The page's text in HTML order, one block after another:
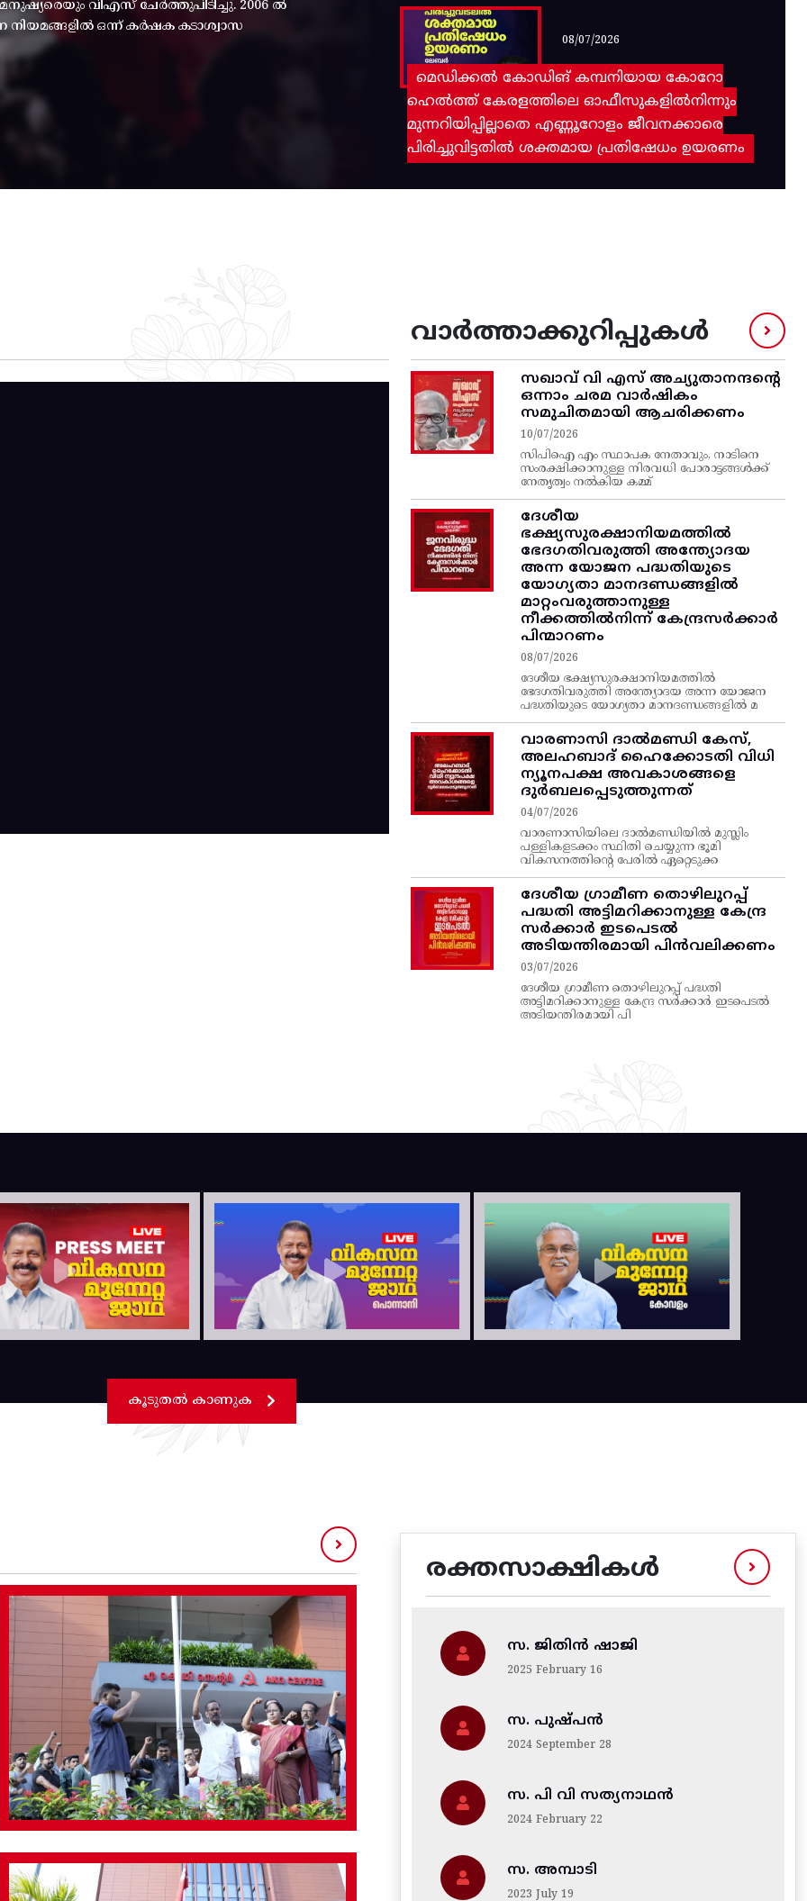
വിഎസ് ചേർത്തുപിടിച്ചു. 2006 ൽ
ഒന്ന് കർഷക കടാശ്വാസ
മെഡിക്കൽ കോഡിങ് കമ്പനിയായ കോറോ
ഹെൽത്ത് കേരളത്തിലെ ഓഫീസുകളിൽനിന്നും
മുന്നറിയിപ്പില്ലാതെ എണ്ണൂറോളം ജീവനക്കാരെ
പിരിച്ചുവിട്ടതിൽ‌ ശക്തമായ പ്രതിഷേധം ഉയരണം
08/07/2026
വാർത്താക്കുറിപ്പുകൾ
സഖാവ് വി എസ്‌ അച്യുതാനന്ദന്റെ
ഒന്നാം ചരമ വാര്‍ഷികം
സമുചിതമായി ആചരിക്കണം
10/07/2026
സിപിഐ എം സ്ഥാപക നേതാവും, നാടിനെ
സംരക്ഷിക്കാനുള്ള നിരവധി പോരാട്ടങ്ങള്‍ക്ക്‌
നേതൃത്വം നല്‍കിയ കമ്മ്
ദേശീയ
ഭക്ഷ്യസുരക്ഷാനിയമത്തിൽ
ഭേദഗതിവരുത്തി അന്ത്യോദയ
അന്ന യോജന പദ്ധതിയുടെ
യോഗ്യതാ മാനദണ്ഡങ്ങളിൽ
മാറ്റംവരുത്താനുള്ള
നീക്കത്തിൽനിന്ന്‌ കേന്ദ്രസർക്കാർ
പിന്മാറണം
08/07/2026
ദേശീയ ഭക്ഷ്യസുരക്ഷാനിയമത്തിൽ
ഭേദഗതിവരുത്തി അന്ത്യോദയ അന്ന യോജന
പദ്ധതിയുടെ യോഗ്യതാ മാനദണ്ഡങ്ങളിൽ മ
വാരണാസി ദാൽമണ്ഡി കേസ്,
അലഹബാദ് ഹൈക്കോടതി വിധി
ന്യൂനപക്ഷ അവകാശങ്ങളെ
ദുർബലപ്പെടുത്തുന്നത്
04/07/2026
വാരണാസിയിലെ ദാൽമണ്ഡിയിൽ മുസ്ലിം
പള്ളികളടക്കം സ്ഥിതി ചെയ്യുന്ന ഭൂമി
വികസനത്തിന്റെ പേരിൽ ഏറ്റെടുക്ക
ദേശീയ ഗ്രാമീണ തൊഴിലുറപ്പ്‌
പദ്ധതി അട്ടിമറിക്കാനുള്ള കേന്ദ്ര
സര്‍ക്കാര്‍ ഇടപെടല്‍
അടിയന്തിരമായി പിന്‍വലിക്കണം
03/07/2026
ദേശീയ ഗ്രാമീണ തൊഴിലുറപ്പ്‌ പദ്ധതി
അട്ടിമറിക്കാനുള്ള കേന്ദ്ര സര്‍ക്കാര്‍ ഇടപെടല്‍
അടിയന്തിരമായി പി
കൂടുതൽ കാണുക
രക്തസാക്ഷികൾ
സ. ജിതിന്‍ ഷാജി
2025 February 16
സ. പുഷ്പൻ
2024 September 28
സ. പി വി സത്യനാഥൻ
2024 February 22
സ. അമ്പാടി
2023 July 19